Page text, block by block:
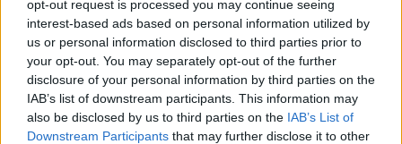
opt-out request is processed you may continue seeing
interest-based ads based on personal information utilized by
us or personal information disclosed to third parties prior to
your opt-out. You may separately opt-out of the further
disclosure of your personal information by third parties on the
IAB’s list of downstream participants. This information may
also be disclosed by us to third parties on the IAB’s List of
Downstream Participants that may further disclose it to other